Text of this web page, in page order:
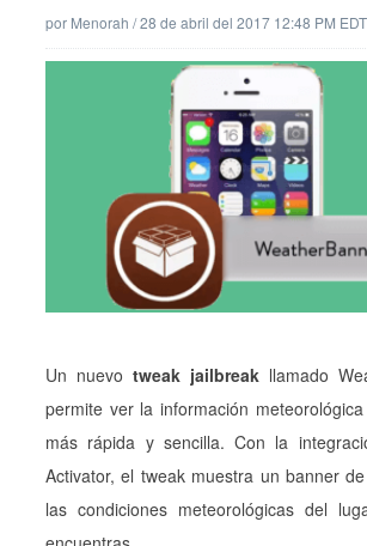
por Menorah /28 de abril del 2017 12:48 PM EDT
Un nuevo tweak jailbreak llamado
permite ver la información
más rápida y sencilla. Con la
Activator, el tweak muestra un banner
las condiciones meteorológicas del